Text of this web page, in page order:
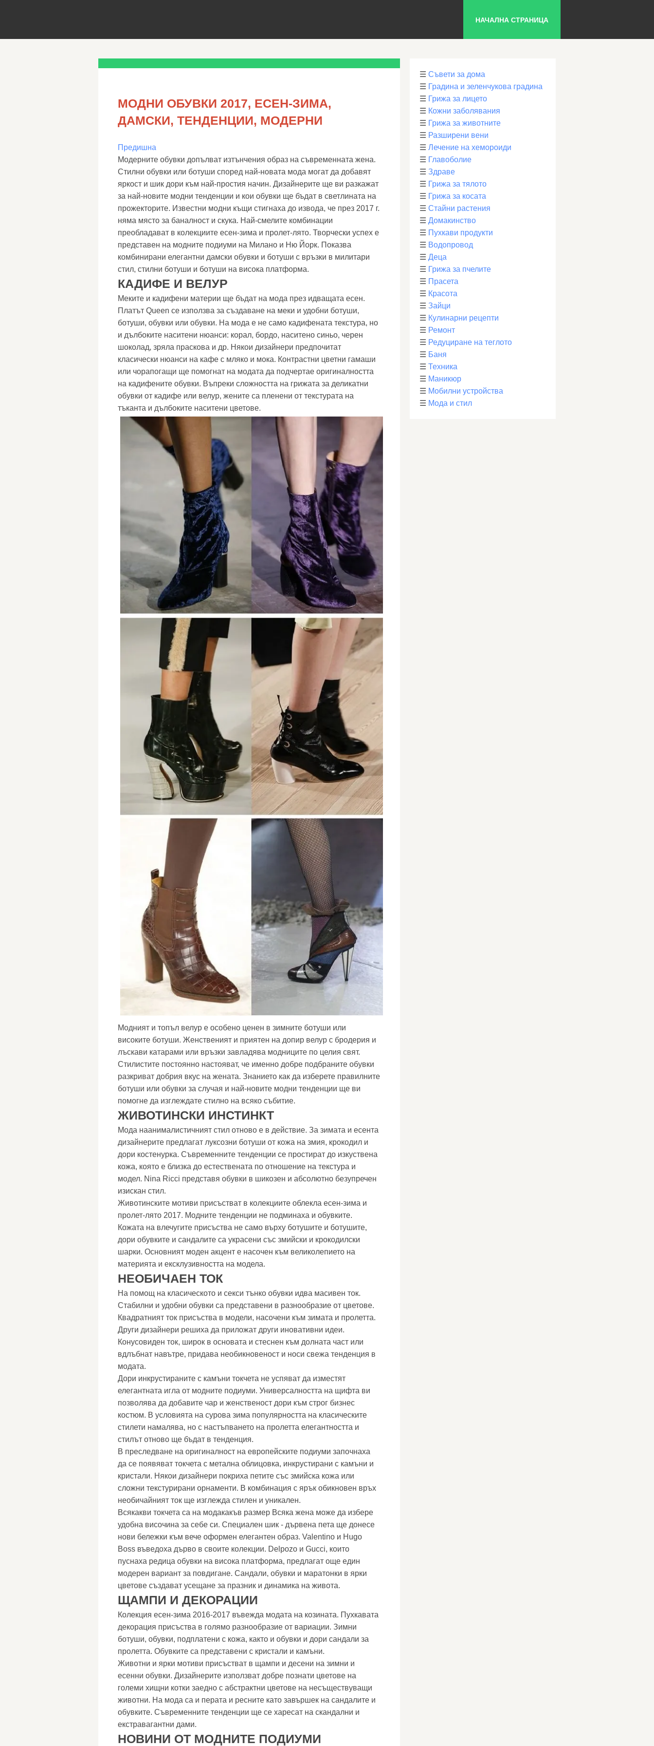
НАЧАЛНА СТРАНИЦА
МОДНИ ОБУВКИ 2017, ЕСЕН-ЗИМА,
ДАМСКИ, ТЕНДЕНЦИИ, МОДЕРНИ
Предишна
Модерните обувки допълват изтънчения образ на съвременната жена.
Стилни обувки или ботуши според най-новата мода могат да добавят
яркост и шик дори към най-простия начин. Дизайнерите ще ви разкажат
за най-новите модни тенденции и кои обувки ще бъдат в светлината на
прожекторите. Известни модни къщи стигнаха до извода, че през 2017 г.
няма място за баналност и скука. Най-смелите комбинации
преобладават в колекциите есен-зима и пролет-лято. Творчески успех е
представен на модните подиуми на Милано и Ню Йорк. Показва
комбинирани елегантни дамски обувки и ботуши с връзки в милитари
стил, стилни ботуши и ботуши на висока платформа.
КАДИФЕ И ВЕЛУР
Меките и кадифени материи ще бъдат на мода през идващата есен.
Платът Queen се използва за създаване на меки и удобни ботуши,
ботуши, обувки или обувки. На мода е не само кадифената текстура, но
и дълбоките наситени нюанси: корал, бордо, наситено синьо, черен
шоколад, зряла праскова и др. Някои дизайнери предпочитат
класически нюанси на кафе с мляко и мока. Контрастни цветни гамаши
или чорапогащи ще помогнат на модата да подчертае оригиналността
на кадифените обувки. Въпреки сложността на грижата за деликатни
обувки от кадифе или велур, жените са пленени от текстурата на
тъканта и дълбоките наситени цветове.
Модният и топъл велур е особено ценен в зимните ботуши или
високите ботуши. Женственият и приятен на допир велур с бродерия и
лъскави катарами или връзки завладява модниците по целия свят.
Стилистите постоянно настояват, че именно добре подбраните обувки
разкриват добрия вкус на жената. Знанието как да изберете правилните
ботуши или обувки за случая и най-новите модни тенденции ще ви
помогне да изглеждате стилно на всяко събитие.
ЖИВОТИНСКИ ИНСТИНКТ
Мода наанималистичният стил отново е в действие. За зимата и есента
дизайнерите предлагат луксозни ботуши от кожа на змия, крокодил и
дори костенурка. Съвременните тенденции се простират до изкуствена
кожа, която е близка до естествената по отношение на текстура и
модел. Nina Ricci представя обувки в шикозен и абсолютно безупречен
изискан стил.
Животинските мотиви присъстват в колекциите облекла есен-зима и
пролет-лято 2017. Модните тенденции не подминаха и обувките.
Кожата на влечугите присъства не само върху ботушите и ботушите,
дори обувките и сандалите са украсени със змийски и крокодилски
шарки. Основният моден акцент е насочен към великолепието на
материята и ексклузивността на модела.
НЕОБИЧАЕН ТОК
На помощ на класическото и секси тънко обувки идва масивен ток.
Стабилни и удобни обувки са представени в разнообразие от цветове.
Квадратният ток присъства в модели, насочени към зимата и пролетта.
Други дизайнери решиха да приложат други иновативни идеи.
Конусовиден ток, широк в основата и стеснен към долната част или
вдлъбнат навътре, придава необикновеност и носи свежа тенденция в
модата.
Дори инкрустираните с камъни токчета не успяват да изместят
елегантната игла от модните подиуми. Универсалността на щифта ви
позволява да добавите чар и женственост дори към строг бизнес
костюм. В условията на сурова зима популярността на класическите
стилети намалява, но с настъпването на пролетта елегантността и
стилът отново ще бъдат в тенденция.
В преследване на оригиналност на европейските подиуми започнаха
да се появяват токчета с метална облицовка, инкрустирани с камъни и
кристали. Някои дизайнери покриха петите със змийска кожа или
сложни текстурирани орнаменти. В комбинация с ярък обикновен връх
необичайният ток ще изглежда стилен и уникален.
Всякакви токчета са на модакакъв размер Всяка жена може да избере
удобна височина за себе си. Специален шик - дървена пета ще донесе
нови бележки към вече оформен елегантен образ. Valentino и Hugo
Boss въведоха дърво в своите колекции. Delpozo и Gucci, които
пуснаха редица обувки на висока платформа, предлагат още един
модерен вариант за повдигане. Сандали, обувки и маратонки в ярки
цветове създават усещане за празник и динамика на живота.
ЩАМПИ И ДЕКОРАЦИИ
Колекция есен-зима 2016-2017 въвежда модата на козината. Пухкавата
декорация присъства в голямо разнообразие от вариации. Зимни
ботуши, обувки, подплатени с кожа, както и обувки и дори сандали за
пролетта. Обувките са представени с кристали и камъни.
Животни и ярки мотиви присъстват в щампи и десени на зимни и
есенни обувки. Дизайнерите използват добре познати цветове на
големи хищни котки заедно с абстрактни цветове на несъществуващи
животни. На мода са и перата и ресните като завършек на сандалите и
обувките. Съвременните тенденции ще се харесат на скандални и
екстравагантни дами.
НОВИНИ ОТ МОДНИТЕ ПОДИУМИ
☰ Съвети за дома
☰ Градина и зеленчукова градина
☰ Грижа за лицето
☰ Кожни заболявания
☰ Грижа за животните
☰ Разширени вени
☰ Лечение на хемороиди
☰ Главоболие
☰ Здраве
☰ Грижа за тялото
☰ Грижа за косата
☰ Стайни растения
☰ Домакинство
☰ Пухкави продукти
☰ Водопровод
☰ Деца
☰ Грижа за пчелите
☰ Прасета
☰ Красота
☰ Зайци
☰ Кулинарни рецепти
☰ Ремонт
☰ Редуциране на теглото
☰ Баня
☰ Техника
☰ Маникюр
☰ Мобилни устройства
☰ Мода и стил